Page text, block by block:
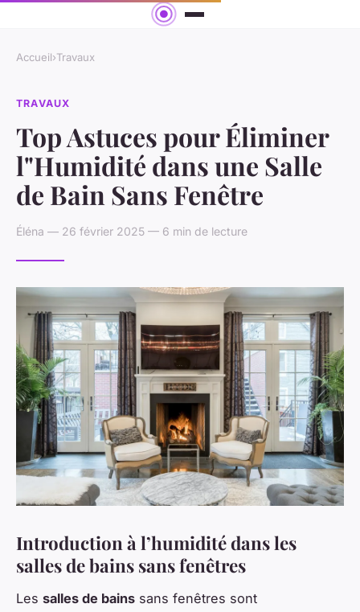
Accueil›Travaux
TRAVAUX
Top Astuces pour Éliminer
l"Humidité dans une Salle
de Bain Sans Fenêtre
Éléna — 26 février 2025 — 6 min de lecture
Introduction à l’humidité dans les
salles de bains sans fenêtres
Les salles de bains sans fenêtres sont